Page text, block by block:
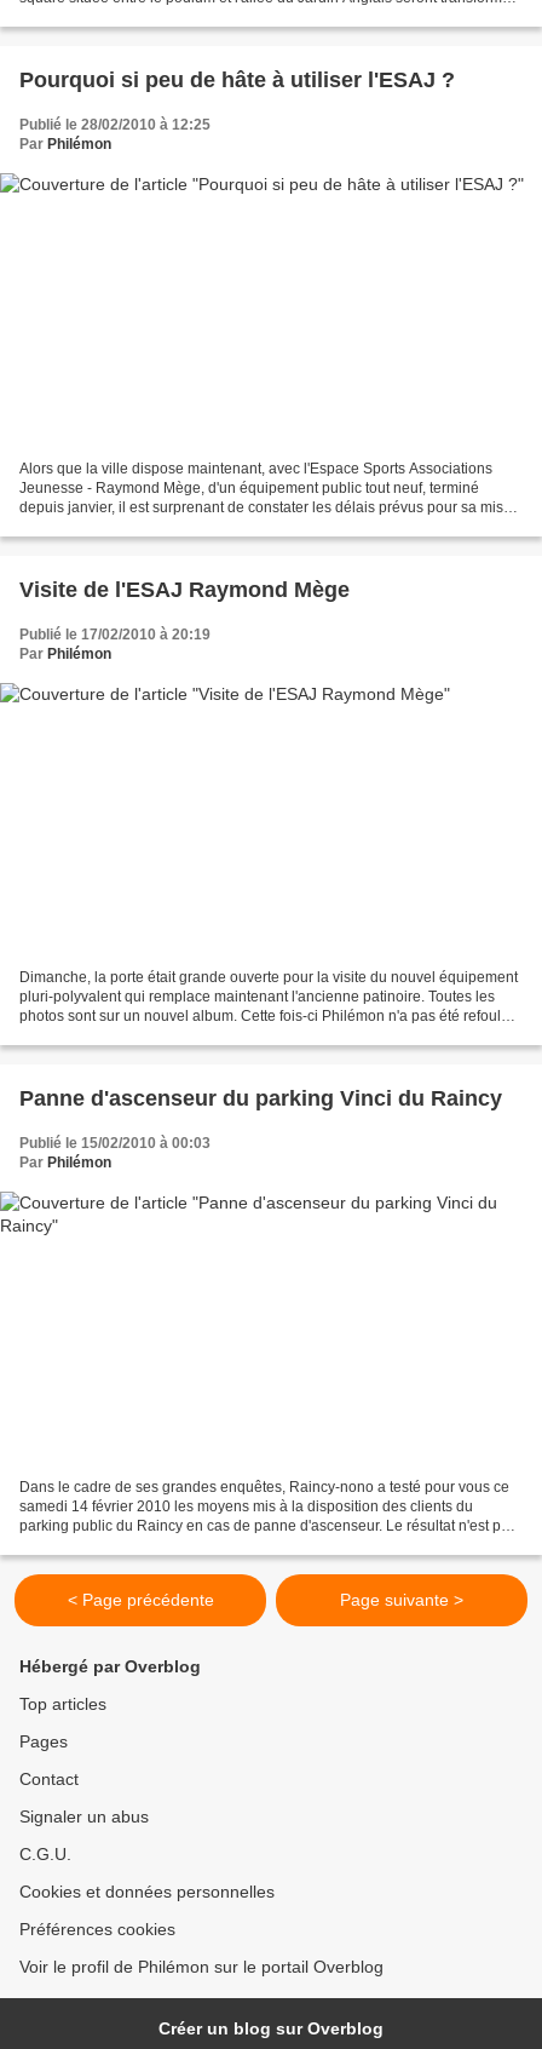
Pourquoi si peu de hâte à utiliser l'ESAJ ?
Publié le 28/02/2010 à 12:25
Par Philémon
Alors que la ville dispose maintenant, avec l'Espace Sports Associations
Jeunesse - Raymond Mège, d'un équipement public tout neuf, terminé
depuis janvier, il est surprenant de constater les délais prévus pour sa mise
Visite de l'ESAJ Raymond Mège
Publié le 17/02/2010 à 20:19
Par Philémon
Dimanche, la porte était grande ouverte pour la visite du nouvel équipement
pluri-polyvalent qui remplace maintenant l'ancienne patinoire. Toutes les
photos sont sur un nouvel album. Cette fois-ci Philémon n'a pas été refoulé à
Panne d'ascenseur du parking Vinci du Raincy
Publié le 15/02/2010 à 00:03
Par Philémon
Dans le cadre de ses grandes enquêtes, Raincy-nono a testé pour vous ce
samedi 14 février 2010 les moyens mis à la disposition des clients du
parking public du Raincy en cas de panne d'ascenseur. Le résultat n'est pas
< Page précédente Page suivante >
Hébergé par Overblog
Top articles
Pages
Contact
Signaler un abus
C.G.U.
Cookies et données personnelles
Préférences cookies
Voir le profil de Philémon sur le portail Overblog
Créer un blog sur Overblog